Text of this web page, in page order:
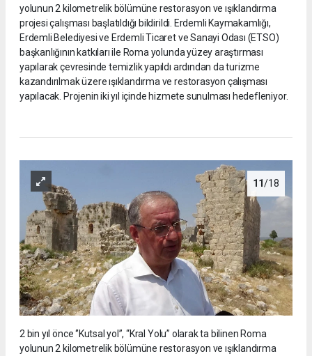
yolunun 2 kilometrelik bölümüne restorasyon ve ışıklandırma
projesi çalışması başlatıldığı bildirildi. Erdemli Kaymakamlığı,
Erdemli Belediyesi ve Erdemli Ticaret ve Sanayi Odası (ETSO)
başkanlığının katkıları ile Roma yolunda yüzey araştırması
yapılarak çevresinde temizlik yapıldı ardından da turizme
kazandırılmak üzere ışıklandırma ve restorasyon çalışması
yapılacak. Projenin iki yıl içinde hizmete sunulması hedefleniyor.
11/18
2 bin yıl önce ‘’Kutsal yol’’, “Kral Yolu” olarak ta bilinen Roma
yolunun 2 kilometrelik bölümüne restorasyon ve ışıklandırma